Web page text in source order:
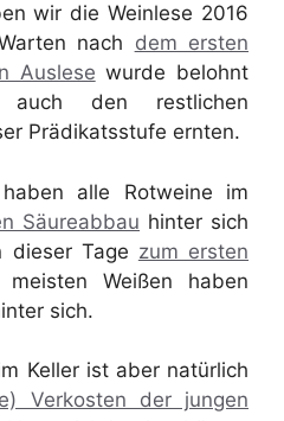
wir die Weinlese 2016
nach dem ersten
Auslese wurde belohnt
den restlichen
Prädikatsstufe ernten.
alle Rotweine im
Säureabbau hinter sich
dieser Tage zum ersten
Weißen haben
sich.
Keller ist aber natürlich
Verkosten der jungen